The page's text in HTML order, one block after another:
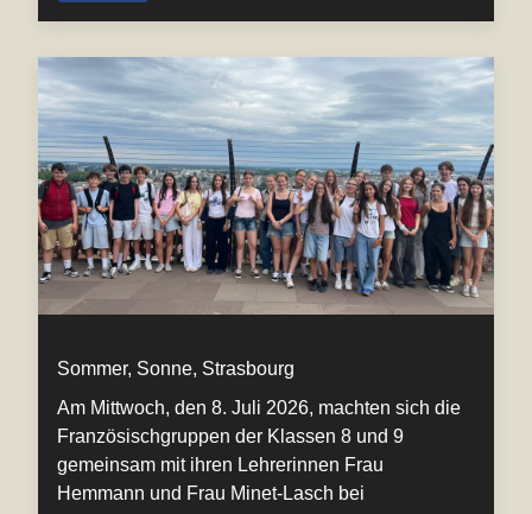
Sommer, Sonne, Strasbourg
Am Mittwoch, den 8. Juli 2026, machten sich die
Französischgruppen der Klassen 8 und 9
gemeinsam mit ihren Lehrerinnen Frau
Hemmann und Frau Minet-Lasch bei